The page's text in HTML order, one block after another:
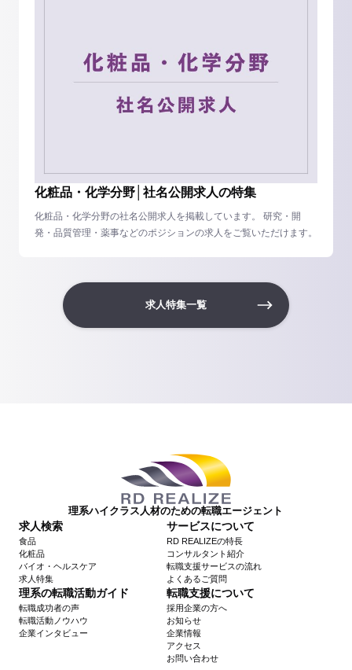
化粧品・化学分野│社名公開求人の特集
化粧品・化学分野の社名公開求人を掲載しています。 研究・開
発・品質管理・薬事などのポジションの求人をご覧いただけます。
求人特集一覧
理系ハイクラス人材のための転職エージェント
求人検索
食品
化粧品
バイオ・ヘルスケア
求人特集
サービスについて
RD REALIZEの特長
コンサルタント紹介
転職支援サービスの流れ
よくあるご質問
理系の転職活動ガイド
転職成功者の声
転職活動ノウハウ
企業インタビュー
転職支援について
採用企業の方へ
お知らせ
企業情報
アクセス
お問い合わせ